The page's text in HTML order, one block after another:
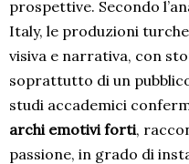
prospettive. Secondo
Italy, le produzioni
visiva e narrativa, con
soprattutto di un
studi accademici
archi emotivi forti,
passione, in grado di